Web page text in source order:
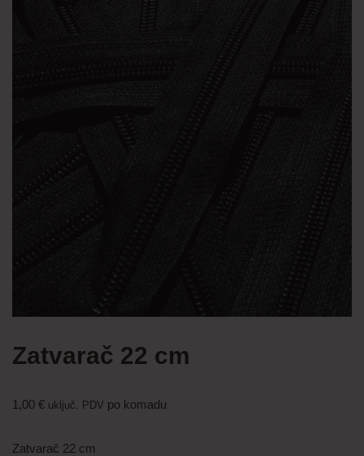
Zatvarač 22 cm
1,00 € uključ. PDV po komadu
Zatvarač 22 cm